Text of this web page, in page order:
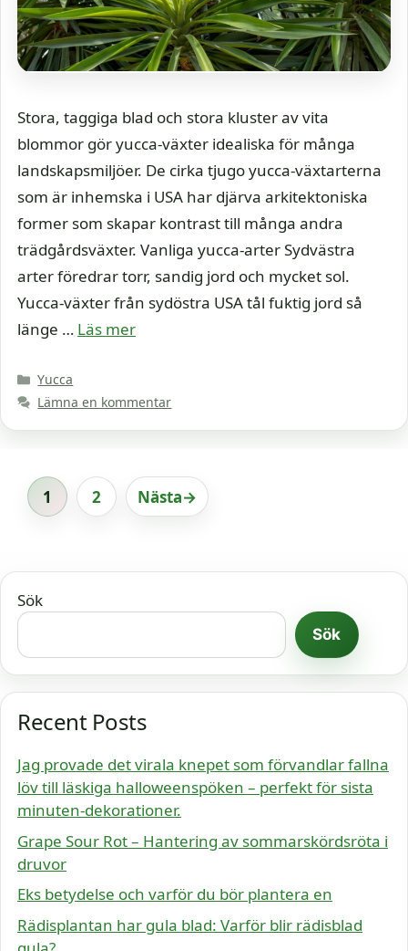
Stora, taggiga blad och stora kluster av vita
blommor gör yucca-växter idealiska för många
landskapsmiljöer. De cirka tjugo yucca-växtarterna
som är inhemska i USA har djärva arkitektoniska
former som skapar kontrast till många andra
trädgårdsväxter. Vanliga yucca-arter Sydvästra
arter föredrar torr, sandig jord och mycket sol.
Yucca-växter från sydöstra USA tål fuktig jord så
länge … Läs mer
Kategorier
Yucca
Lämna en kommentar
Sida
1 Sida
2 Nästa→
Sök
Sök
Recent Posts
Jag provade det virala knepet som förvandlar fallna
löv till läskiga halloweenspöken – perfekt för sista
minuten-dekorationer.
Grape Sour Rot – Hantering av sommarskördsröta i
druvor
Eks betydelse och varför du bör plantera en
Rädisplantan har gula blad: Varför blir rädisblad